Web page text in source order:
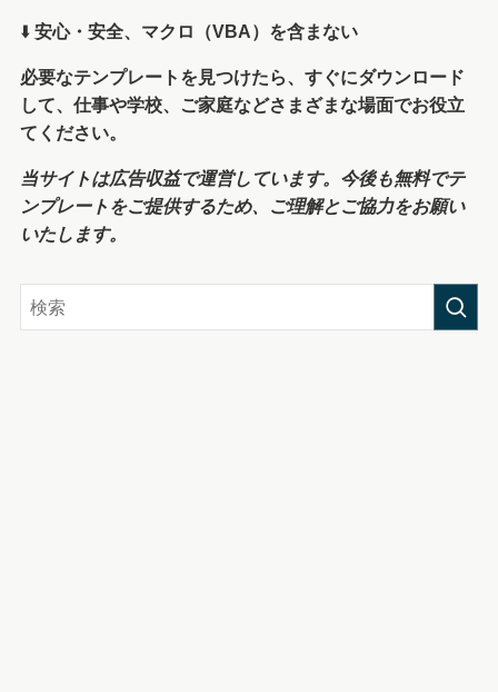
⬇️ 安心・安全、マクロ（VBA）を含まない
必要なテンプレートを見つけたら、すぐにダウンロード
して、仕事や学校、ご家庭などさまざまな場面でお役立
てください。
当サイトは広告収益で運営しています。今後も無料でテ
ンプレートをご提供するため、ご理解とご協力をお願い
いたします。